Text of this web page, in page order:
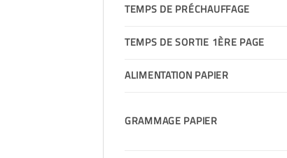
TEMPS DE PRÉCHAUFFAGE
TEMPS DE SORTIE 1ÈRE PAGE
ALIMENTATION PAPIER
GRAMMAGE PAPIER